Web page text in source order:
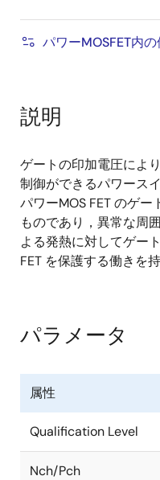
パワーMOSFET内
説明
ゲートの印加電圧によ
制御ができるパワース
パワーMOS FET のゲ
ものであり，異常な周
よる発熱に対してゲー
FET を保護する働きを
パラメータ
属性
Qualification Level
Nch/Pch